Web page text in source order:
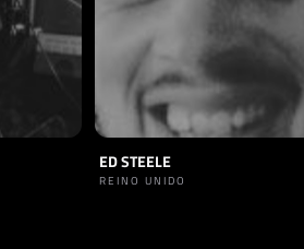
ED STEELE
REINO UNIDO